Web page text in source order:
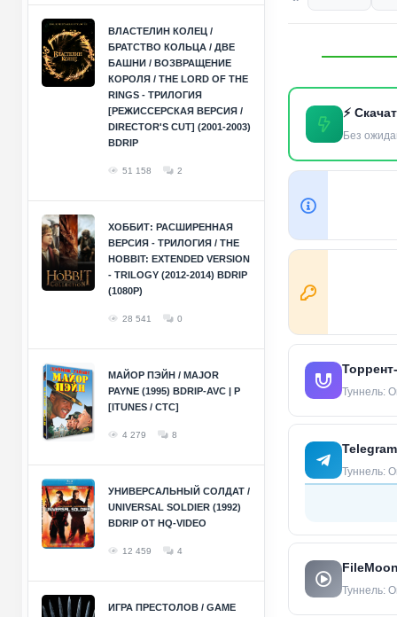
ВЛАСТЕЛИН КОЛЕЦ /
БРАТСТВО КОЛЬЦА / ДВЕ
БАШНИ / ВОЗВРАЩЕНИЕ
КОРОЛЯ / THE LORD OF THE
RINGS - ТРИЛОГИЯ
[РЕЖИССЕРСКАЯ ВЕРСИЯ /
DIRECTOR'S CUT] (2001-2003)
BDRIP
51 158 2
ХОББИТ: РАСШИРЕННАЯ
ВЕРСИЯ - ТРИЛОГИЯ / THE
HOBBIT: EXTENDED VERSION
- TRILOGY (2012-2014) BDRIP
(1080P)
28 541 0
МАЙОР ПЭЙН / MAJOR
PAYNE (1995) BDRIP-AVC | P
[ITUNES / СТС]
4 279 8
УНИВЕРСАЛЬНЫЙ СОЛДАТ /
UNIVERSAL SOLDIER (1992)
BDRIP ОТ HQ-VIDEO
12 459 4
ИГРА ПРЕСТОЛОВ / GAME
⚡
Без
Туннель:
Туннель:
Туннель: